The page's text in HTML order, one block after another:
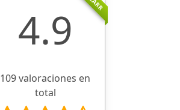
4.9
109 valoraciones en
total